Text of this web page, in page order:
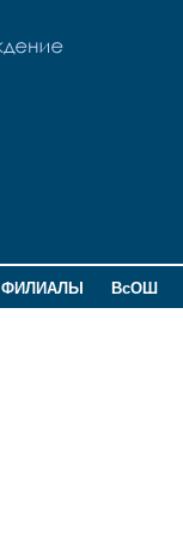
ФИЛИАЛЫ ВсОШ